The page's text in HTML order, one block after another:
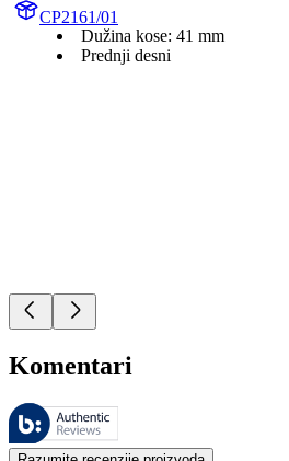
CP2161/01
Dužina kose: 41 mm
Prednji desni
Komentari
Ovim recenzijama upravlja
Mišljenja kupaca u obliku ocena